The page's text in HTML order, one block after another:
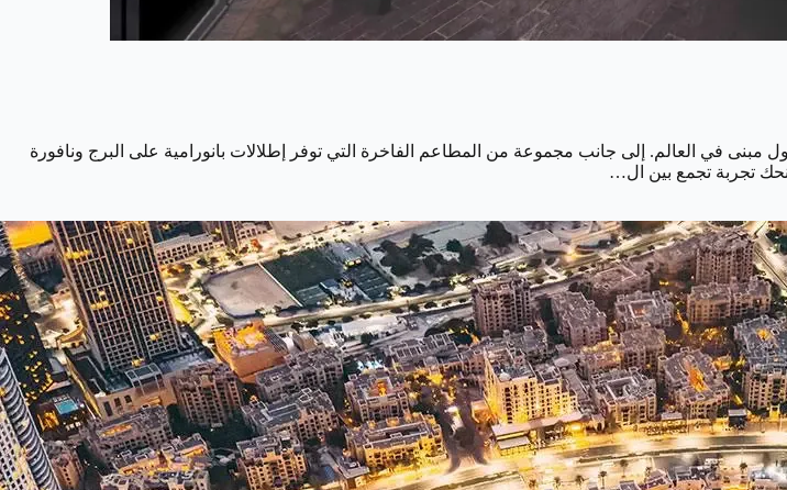
في العالم. إلى جانب مجموعة من المطاعم الفاخرة التي توفر إطلالات بانورامية على البرج ونافورة
تجربة تجمع بين ال…